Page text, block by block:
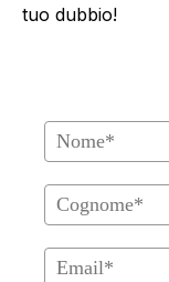
tuo dubbio!